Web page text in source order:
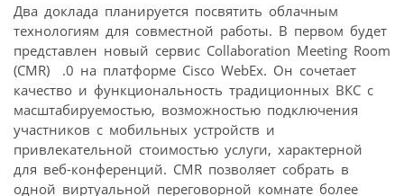
Два доклада планируется посвятить облачным
технологиям для совместной работы. В первом будет
представлен новый сервис Collaboration Meeting Room
(CMR) .0 на платформе Cisco WebEx. Он сочетает
качество и функциональность традиционных ВКС с
масштабируемостью, возможностью подключения
участников с мобильных устройств и
привлекательной стоимостью услуги, характерной
для веб-конференций. CMR позволяет собрать в
одной виртуальной переговорной комнате более